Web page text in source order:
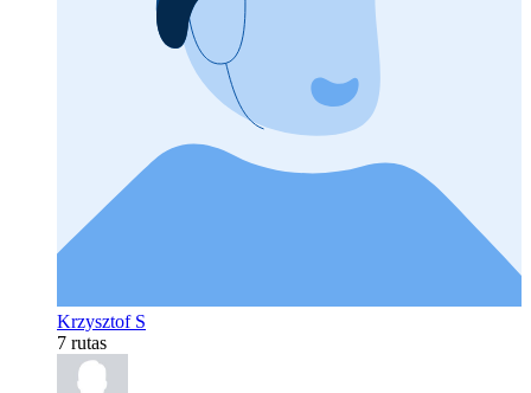
Krzysztof S
7 rutas